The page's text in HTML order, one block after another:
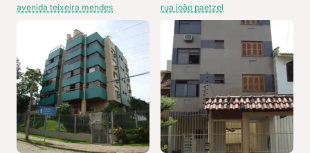
avenida teixeira mendes rua joão paetzel